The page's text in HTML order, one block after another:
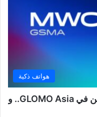
هواتف ذكية
Honor Magic V6 يخطف جائزتين في GLOMO Asia.. و